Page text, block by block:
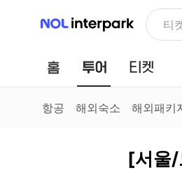
NOL 인터파크
홈 투어
항공 해외숙소 해외패키
[서울/